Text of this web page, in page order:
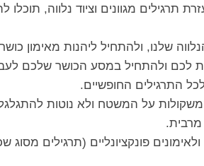
מגוונים וציוד נלווה, תוכלו
שלנו, ולהתחיל ליהנות מאימון
ולהתחיל במסע הכושר שלכם לעבר
התרגילים החופשיים.
על המשטח ולא נוטות
פונקציונליים (תרגילים מסוג